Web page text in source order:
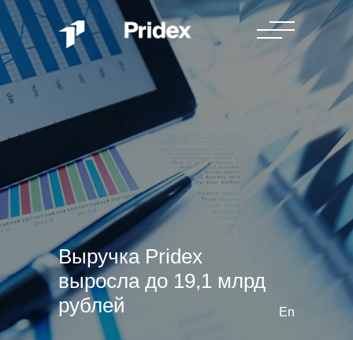
Выручка Pridex
выросла до 19,1 млрд
рублей
En